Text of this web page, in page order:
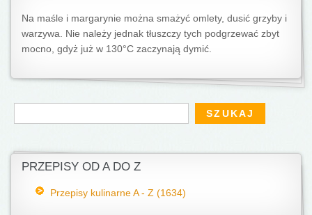
Na maśle i margarynie można smażyć omlety, dusić grzyby i
warzywa. Nie należy jednak tłuszczy tych podgrzewać zbyt
mocno, gdyż już w 130°C zaczynają dymić.
Formularz wyszukiwania
Szukaj
PRZEPISY OD A DO Z
Przepisy kulinarne A - Z (1634)